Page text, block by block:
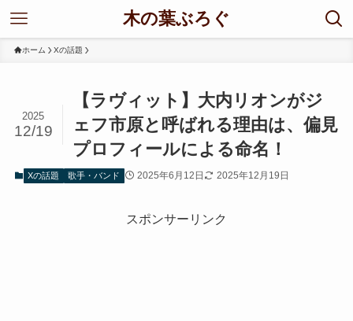
木の葉ぶろぐ
ホーム Xの話題
【ラヴィット】大内リオンがジ
ェフ市原と呼ばれる理由は、偏見
プロフィールによる命名！
2025
12/19
Xの話題 歌手・バンド 2025年6月12日 2025年12月19日
スポンサーリンク